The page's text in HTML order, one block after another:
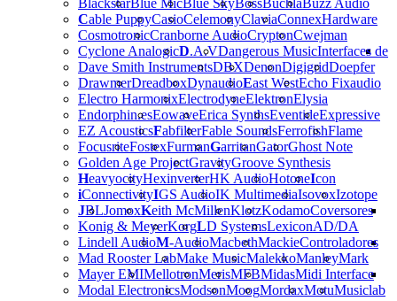
Cable PuppyCasioCelemonyClaviaConnex
CosmotronicCranborne AudioCryptonCwejman
Cyclone AnalogicD.A.VDangerous Music
Dave Smith InstrumentsDBXDenonDigigridDoepfer
DrawmerDreadboxDynaudioEast WestEcho Fix
Electro HarmonixElectrodyneElektronElysia
Endorphin.esEowaveErica SynthsEventideExpressive
EZ AcousticsFabfilterFable SoundsFerrofishFlame
FocusriteFostexFurmanGarritanGatorGhost Note
Golden Age ProjectGravityGroove Synthesis
HeavyocityHexinverterHK AudioHotoneIcon
iConnectivityIGS AudioIK MultimediaIsovoxIzotope
JBLJomoxKeith McMillenKlotzKodamo
Konig & MeyerKorgLD SystemsLexicon
Lindell AudioM-AudioMacbethMackie
Mad Rooster LabMake MusicMalekkoManleyMark
Mayer EMIMellotronMerisMFBMidas
Modal ElectronicsModsonMoogMordaxMotuMusiclab
Hardware
Interfaces de
audio
Coversores
AD/DA
Controladores
Midi Interface